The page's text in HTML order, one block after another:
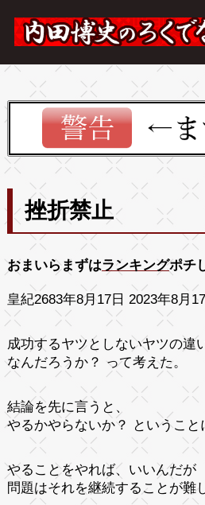
挫折禁止
おまいらまずはランキングポチ
皇紀2683年8月17日 2023年8月
成功するヤツとしないヤツの違
なんだろうか？ って考えた。
結論を先に言うと、
やるかやらないか？ ということ
やることをやれば、いいんだが
問題はそれを継続することが難